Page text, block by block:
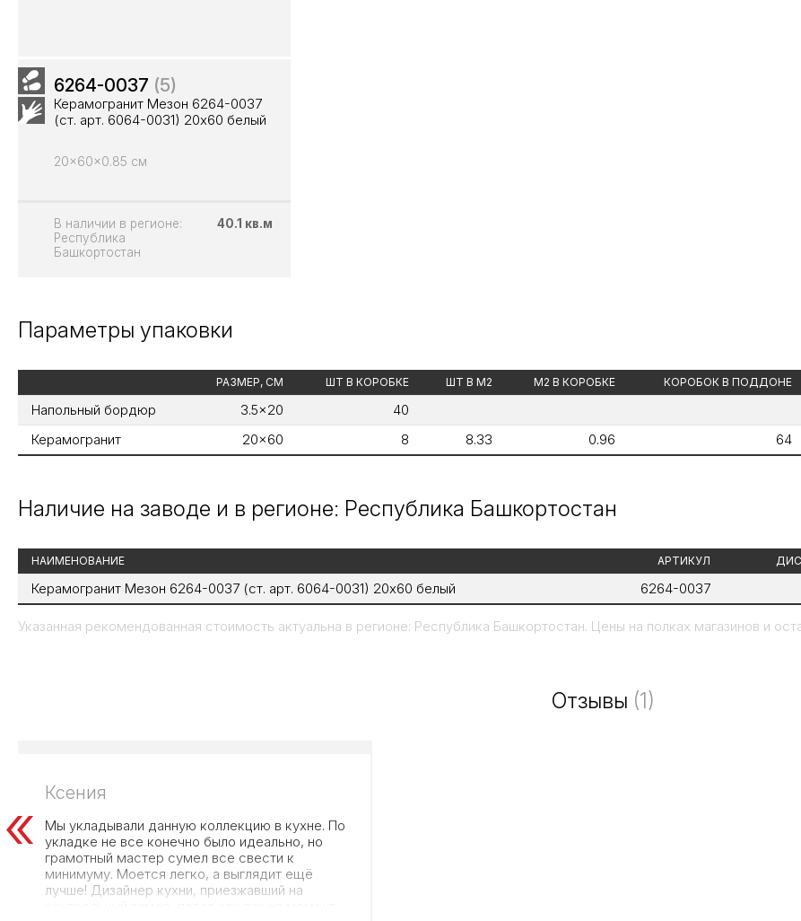
6264-0037 (5)
Керамогранит Мезон 6264-0037
(ст. арт. 6064-0031) 20х60 белый
20x60x0.85 см
В наличии в регионе:
Республика
Башкортостан
40.1 кв.м
Параметры упаковки
РАЗМЕР, СМ ШТ В КОРОБКЕ ШТ В М2 М2 В КОРОБКЕ КОРОБОК В ПОДДОНЕ
Напольный бордюр 3.5x20 40
Керамогранит
20x60 8 8.33 0.96 64
Наличие на заводе и в регионе: Республика Башкортостан
НАИМЕНОВАНИЕ АРТИКУЛ
Керамогранит Мезон 6264-0037 (ст. арт. 6064-0031) 20х60 белый 6264-0037
Указанная рекомендованная стоимость актуальна в регионе: Республика Башкортостан. Цены на полках магазинов и
Отзывы (1)
Ксения
Мы укладывали данную коллекцию в кухне. По
укладке не все конечно было идеально, но
грамотный мастер сумел все свести к
минимуму. Моется легко, а выглядит ещё
лучше! Дизайнер кухни, приезжавший на